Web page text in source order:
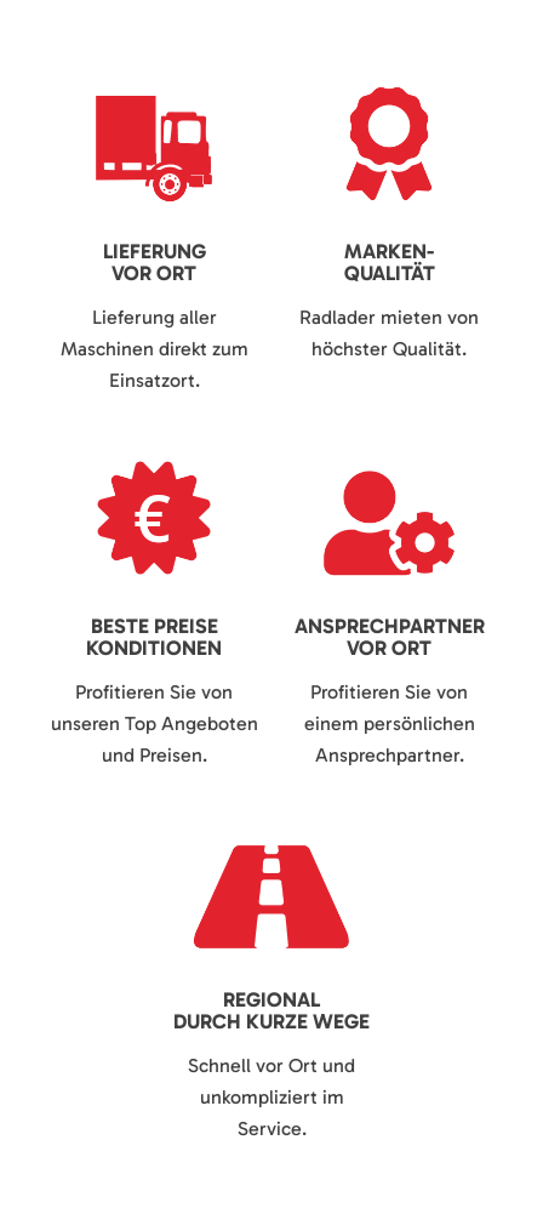
LIEFERUNG
VOR ORT
Lieferung aller
Maschinen direkt zum
Einsatzort.
MARKEN-
QUALITÄT
Radlader mieten von
höchster Qualität.
BESTE PREISE
KONDITIONEN
Profitieren Sie von
unseren Top Angeboten
und Preisen.
ANSPRECHPARTNER
VOR ORT
Profitieren Sie von
einem persönlichen
Ansprechpartner.
REGIONAL
DURCH KURZE WEGE
Schnell vor Ort und
unkompliziert im
Service.